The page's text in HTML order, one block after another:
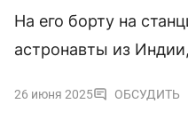
На его борту на
астронавты из
26 июня 2025 ОБСУДИТЬ